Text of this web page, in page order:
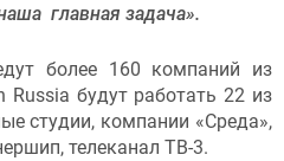
главная задача».
более 160 компаний из
Russia будут работать 22 из
студии, компании «Среда»,
телеканал ТВ-3.